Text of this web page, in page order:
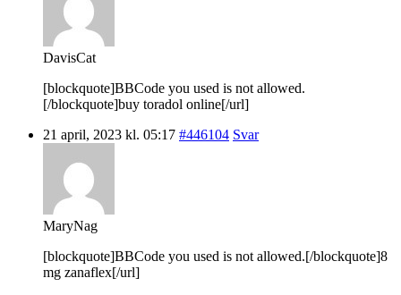
DavisCat
[blockquote]BBCode you used is not allowed.
[/blockquote]buy toradol online[/url]
21 april, 2023 kl. 05:17 #446104 Svar
MaryNag
[blockquote]BBCode you used is not allowed.[/blockquote]8
mg zanaflex[/url]